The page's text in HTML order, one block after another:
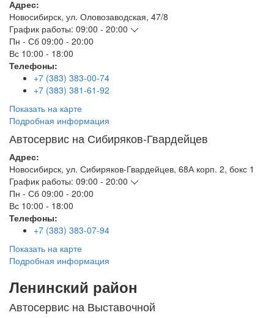
Адрес:
Новосибирск, ул. Оловозаводская, 47/8
График работы: 09:00 - 20:00
Пн - Сб 09:00 - 20:00
Вс 10:00 - 18:00
Телефоны:
+7 (383) 383-00-74
+7 (383) 381-61-92
Показать на карте
Подробная информация
Автосервис на Сибиряков-Гвардейцев
Адрес:
Новосибирск, ул. Сибиряков-Гвардейцев, 68А корп. 2, бокс 1
График работы: 09:00 - 20:00
Пн - Сб 09:00 - 20:00
Вс 10:00 - 18:00
Телефоны:
+7 (383) 383-07-94
Показать на карте
Подробная информация
Ленинский район
Автосервис на Выставочной